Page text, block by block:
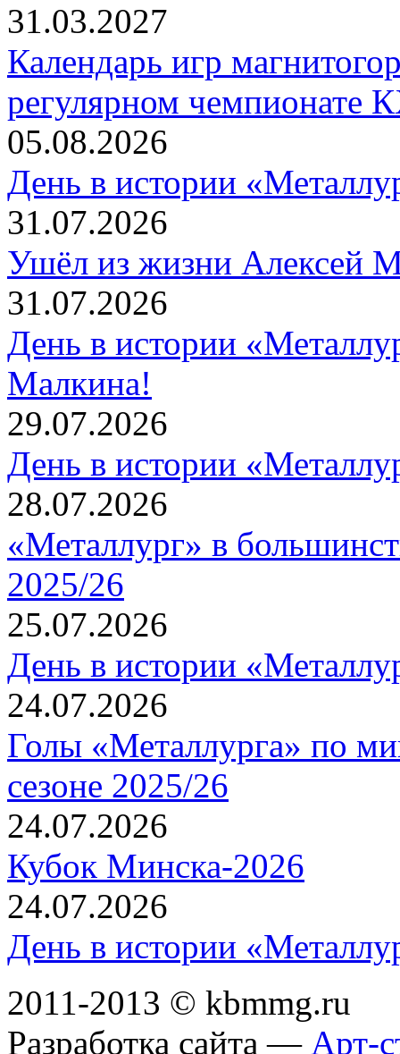
31.03.2027
Календарь игр
регулярном чемпионате
05.08.2026
День в истории
31.07.2026
Ушёл из жизни Алексей
31.07.2026
День в истории
Малкина!
29.07.2026
День в истории
28.07.2026
«Металлург» в
2025/26
25.07.2026
День в истории
24.07.2026
Голы «Металлурга» по
сезоне 2025/26
24.07.2026
Кубок Минска-2026
24.07.2026
День в истории
2011-2013 © kbmmg.ru
Разработка сайта — Арт-